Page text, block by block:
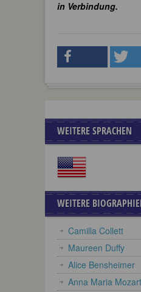
in Verbindung.
WEITERE SPRACHEN
WEITERE
Camilla Collett
Maureen Duffy
Alice Bensheimer
Anna Maria Mozart